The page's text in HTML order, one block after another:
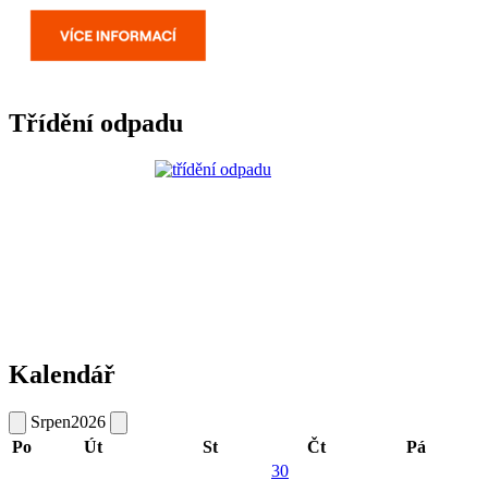
Třídění odpadu
Kalendář
Srpen2026
Po
Út St Čt
Pá
30